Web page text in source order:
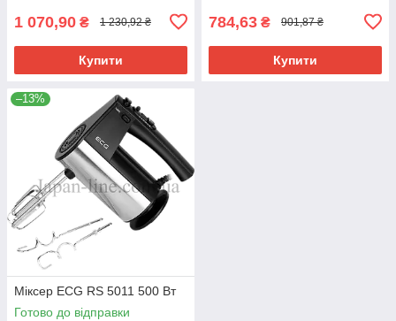
1 070,90 ₴ 1 230,92 ₴
Купити
784,63 ₴ 901,87 ₴
Купити
–13%
Міксер ECG RS 5011 500 Вт
Готово до відправки